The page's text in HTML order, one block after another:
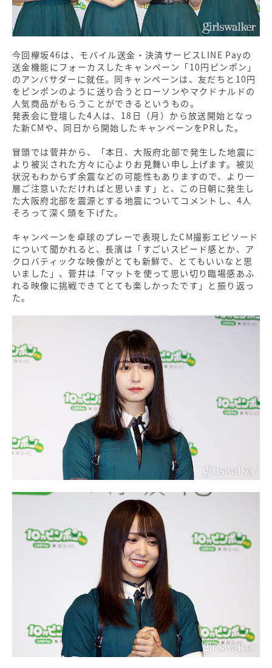
今回欅坂46は、モバイル送金・決済サービスLINE Payの
送金機能にフォーカスしたキャンペーン「10円ピンポン」
のアンバサダーに就任。同キャンペーンは、友だちと10円
をピンポンのように送り合うとローソンやマクドナルドの
人気商品がもらうことができるというもの。
発表会に登壇した4人は、18日（月）から放送開始となっ
た新CMや、同日から開始したキャンペーンをPRした。
冒頭では菅井から、「本日、大阪府北部で発生した地震に
より被災された方々に心よりお見舞い申し上げます。被災
状況もわからず余震などの可能性もありますので、より一
層ご注意いただければと思います」と、この日朝に発生し
た大阪府北部を震源とする地震についてコメントし、4人
そろって深く頭を下げた。
キャンペーンを卓球のプレーで表現したCM撮影エピソード
について聞かれると、長濱は「すごいスピード感とか、ア
クロバティックな映像がとても新鮮で、とてもいいなと思
いました」、菅井は「マットを使って思い切り臨場感あふ
れる映像に挑戦できてとても楽しかったです」と振り返っ
た。